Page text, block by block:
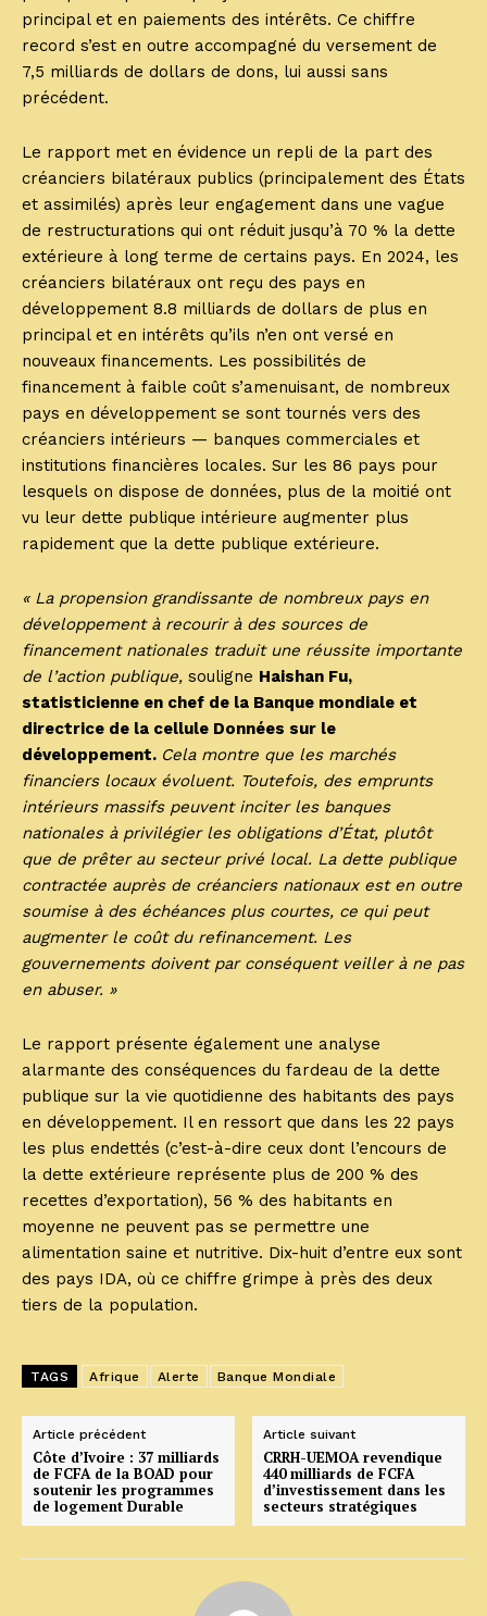
principal et en paiements des intérêts. Ce chiffre
record s’est en outre accompagné du versement de
7,5 milliards de dollars de dons, lui aussi sans
précédent.
Le rapport met en évidence un repli de la part des
créanciers bilatéraux publics (principalement des États
et assimilés) après leur engagement dans une vague
de restructurations qui ont réduit jusqu’à 70 % la dette
extérieure à long terme de certains pays. En 2024, les
créanciers bilatéraux ont reçu des pays en
développement 8.8 milliards de dollars de plus en
principal et en intérêts qu’ils n’en ont versé en
nouveaux financements. Les possibilités de
financement à faible coût s’amenuisant, de nombreux
pays en développement se sont tournés vers des
créanciers intérieurs — banques commerciales et
institutions financières locales. Sur les 86 pays pour
lesquels on dispose de données, plus de la moitié ont
vu leur dette publique intérieure augmenter plus
rapidement que la dette publique extérieure.
« La propension grandissante de nombreux pays en
développement à recourir à des sources de
financement nationales traduit une réussite importante
de l’action publique, souligne Haishan Fu,
statisticienne en chef de la Banque mondiale et
directrice de la cellule Données sur le
développement. Cela montre que les marchés
financiers locaux évoluent. Toutefois, des emprunts
intérieurs massifs peuvent inciter les banques
nationales à privilégier les obligations d’État, plutôt
que de prêter au secteur privé local. La dette publique
contractée auprès de créanciers nationaux est en outre
soumise à des échéances plus courtes, ce qui peut
augmenter le coût du refinancement. Les
gouvernements doivent par conséquent veiller à ne pas
en abuser. »
Le rapport présente également une analyse
alarmante des conséquences du fardeau de la dette
publique sur la vie quotidienne des habitants des pays
en développement. Il en ressort que dans les 22 pays
les plus endettés (c’est-à-dire ceux dont l’encours de
la dette extérieure représente plus de 200 % des
recettes d’exportation), 56 % des habitants en
moyenne ne peuvent pas se permettre une
alimentation saine et nutritive. Dix-huit d’entre eux sont
des pays IDA, où ce chiffre grimpe à près des deux
tiers de la population.
TAGS Afrique Alerte Banque Mondiale
Article précédent
Côte d’Ivoire : 37 milliards
de FCFA de la BOAD pour
soutenir les programmes
de logement Durable
Article suivant
CRRH-UEMOA revendique
440 milliards de FCFA
d’investissement dans les
secteurs stratégiques